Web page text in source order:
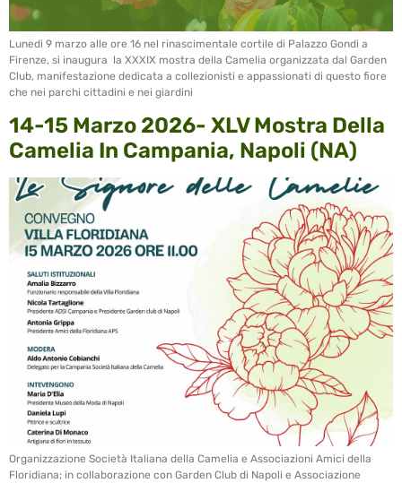
Lunedi 9 marzo alle ore 16 nel rinascimentale cortile di Palazzo Gondi a
Firenze, si inaugura la XXXIX mostra della Camelia organizzata dal Garden
Club, manifestazione dedicata a collezionisti e appassionati di questo fiore
che nei parchi cittadini e nei giardini
14-15 Marzo 2026- XLV Mostra Della
Camelia In Campania, Napoli (NA)
Organizzazione Società Italiana della Camelia e Associazioni Amici della
Floridiana; in collaborazione con Garden Club di Napoli e Associazione